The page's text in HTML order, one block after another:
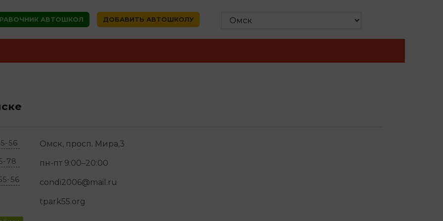
АВТОШКОЛ ДОБАВИТЬ АВТОШКОЛУ
56
78
56
Омск, просп. Мира,3
пн-пт 9:00–20:00
condi2006@mail.ru
tpark55.org